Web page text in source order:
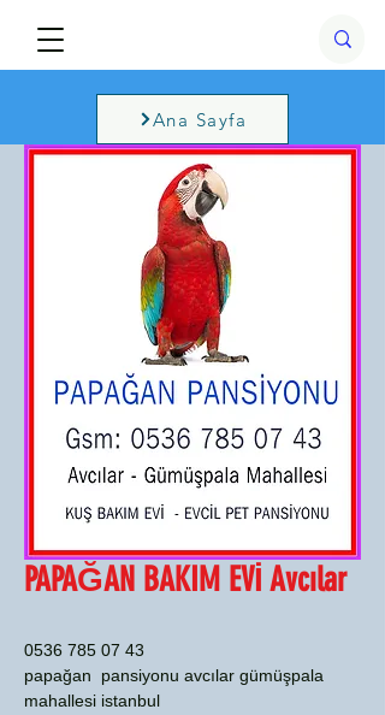
Ana Sayfa
PAPAĞAN BAKIM EVİ Avcılar
0536 785 07 43
papağan pansiyonu avcılar gümüşpala
mahallesi istanbul